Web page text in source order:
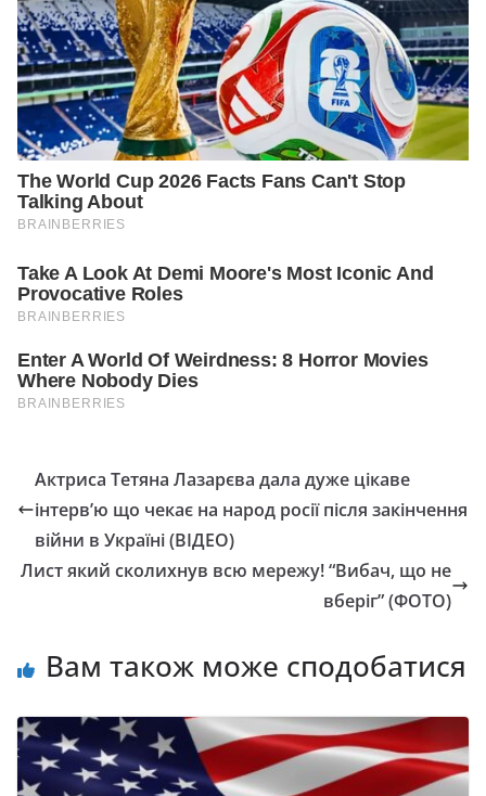
Актриса Тетяна Лазарєва дала дуже цікаве
інтерв’ю що чекає на народ росії після закінчення
війни в Україні (ВІДЕО)
Лист який сколихнув всю мережу! “Вибач, що не
вберіг” (ФОТО)
Вам також може сподобатися